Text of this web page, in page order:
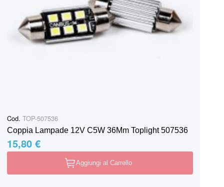
Cod. TOP-507536
Coppia Lampade 12V C5W 36Mm Toplight 507536
15,80 €
Aggiungi al Carrello